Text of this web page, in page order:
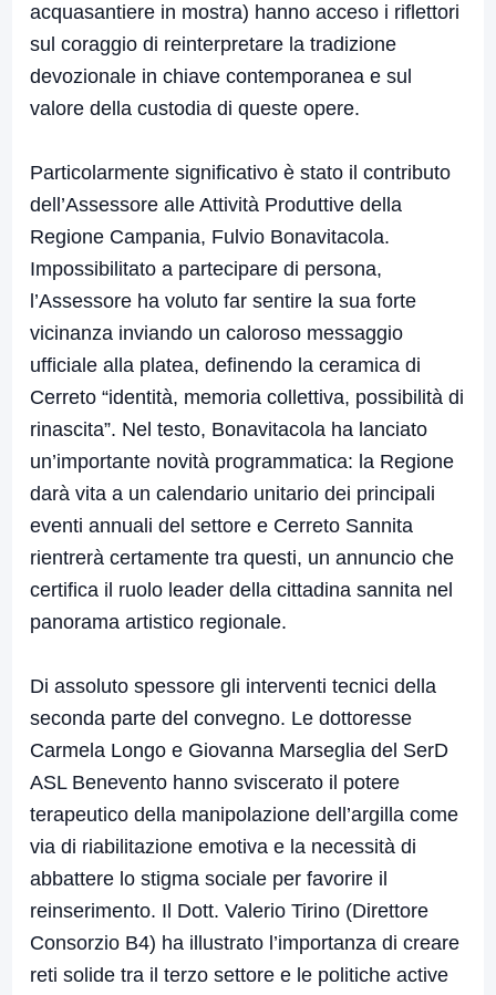
acquasantiere in mostra) hanno acceso i riflettori
sul coraggio di reinterpretare la tradizione
devozionale in chiave contemporanea e sul
valore della custodia di queste opere.
Particolarmente significativo è stato il contributo
dell’Assessore alle Attività Produttive della
Regione Campania, Fulvio Bonavitacola.
Impossibilitato a partecipare di persona,
l’Assessore ha voluto far sentire la sua forte
vicinanza inviando un caloroso messaggio
ufficiale alla platea, definendo la ceramica di
Cerreto “identità, memoria collettiva, possibilità di
rinascita”. Nel testo, Bonavitacola ha lanciato
un’importante novità programmatica: la Regione
darà vita a un calendario unitario dei principali
eventi annuali del settore e Cerreto Sannita
rientrerà certamente tra questi, un annuncio che
certifica il ruolo leader della cittadina sannita nel
panorama artistico regionale.
Di assoluto spessore gli interventi tecnici della
seconda parte del convegno. Le dottoresse
Carmela Longo e Giovanna Marseglia del SerD
ASL Benevento hanno sviscerato il potere
terapeutico della manipolazione dell’argilla come
via di riabilitazione emotiva e la necessità di
abbattere lo stigma sociale per favorire il
reinserimento. Il Dott. Valerio Tirino (Direttore
Consorzio B4) ha illustrato l’importanza di creare
reti solide tra il terzo settore e le politiche active